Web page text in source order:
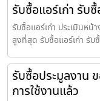
รับซื้อแอร์เก่า รับ
รับซื้อแอร์เก่า ประเมินหน้
สูงที่สุด รับซื้อแอร์เก่า รับ
รับซื้อประมูลงาน
การใช้งานแล้ว